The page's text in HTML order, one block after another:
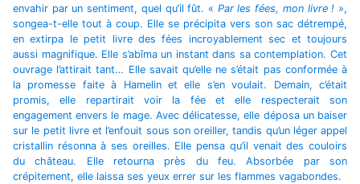
envahir par un sentiment, quel qu’il fût. « Par les fées, mon livre ! »,
songea-t-elle tout à coup. Elle se précipita vers son sac détrempé,
en extirpa le petit livre des fées incroyablement sec et toujours
aussi magnifique. Elle s’abîma un instant dans sa contemplation. Cet
ouvrage l’attirait tant… Elle savait qu’elle ne s’était pas conformée à
la promesse faite à Hamelin et elle s’en voulait. Demain, c’était
promis, elle repartirait voir la fée et elle respecterait son
engagement envers le mage. Avec délicatesse, elle déposa un baiser
sur le petit livre et l’enfouit sous son oreiller, tandis qu’un léger appel
cristallin résonna à ses oreilles. Elle pensa qu’il venait des couloirs
du château. Elle retourna près du feu. Absorbée par son
crépitement, elle laissa ses yeux errer sur les flammes vagabondes.